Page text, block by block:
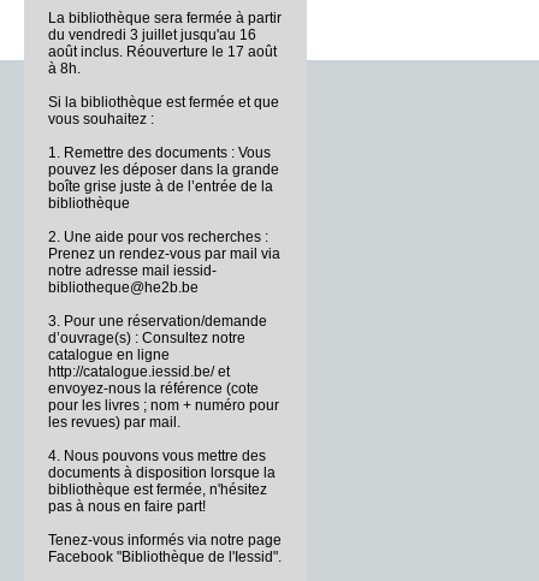
La bibliothèque sera fermée à partir
du vendredi 3 juillet jusqu'au 16
août inclus. Réouverture le 17 août
à 8h.
Si la bibliothèque est fermée et que
vous souhaitez :
1. Remettre des documents : Vous
pouvez les déposer dans la grande
boîte grise juste à de l’entrée de la
bibliothèque
2. Une aide pour vos recherches :
Prenez un rendez-vous par mail via
notre adresse mail iessid-
bibliotheque@he2b.be
3. Pour une réservation/demande
d’ouvrage(s) : Consultez notre
catalogue en ligne
http://catalogue.iessid.be/ et
envoyez-nous la référence (cote
pour les livres ; nom + numéro pour
les revues) par mail.
4. Nous pouvons vous mettre des
documents à disposition lorsque la
bibliothèque est fermée, n'hésitez
pas à nous en faire part!
Tenez-vous informés via notre page
Facebook "Bibliothèque de l'Iessid".